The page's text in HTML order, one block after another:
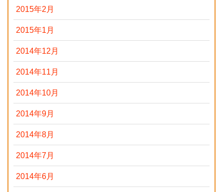
2015年2月
2015年1月
2014年12月
2014年11月
2014年10月
2014年9月
2014年8月
2014年7月
2014年6月